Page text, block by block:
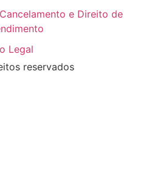
e Direito de
Legal
reservados